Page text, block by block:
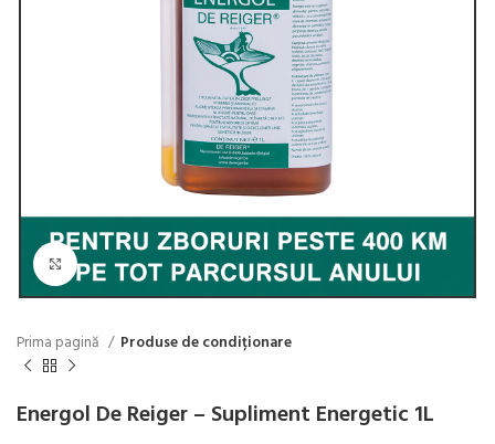
Click to enlarge
Prima pagină Produse de condiționare
Energol De Reiger – Supliment Energetic 1L